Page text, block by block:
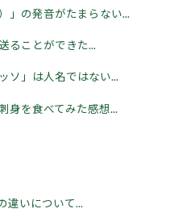
」の発音がたまらない...
ることができた...
ソ」は人名ではない...
身を食べてみた感想...
違いについて...